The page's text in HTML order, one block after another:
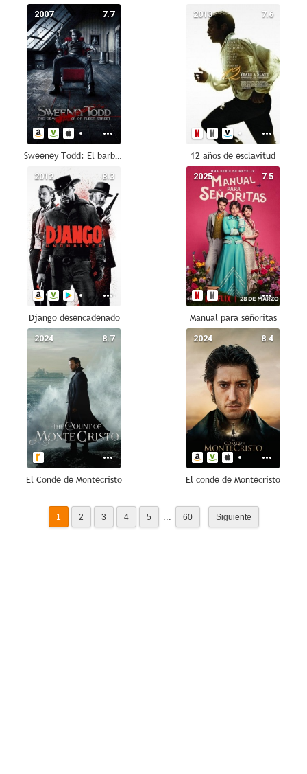
7.7
2007
Sweeney Todd: El barbero diabólico de la calle Fleet
7.6
2013
12 años de esclavitud
8.3
2012
Django desencadenado
7.5
2025
Manual para señoritas
8.7
2024
El Conde de Montecristo
8.4
2024
El conde de Montecristo
1 2 3 4 5 ... 60 Siguiente